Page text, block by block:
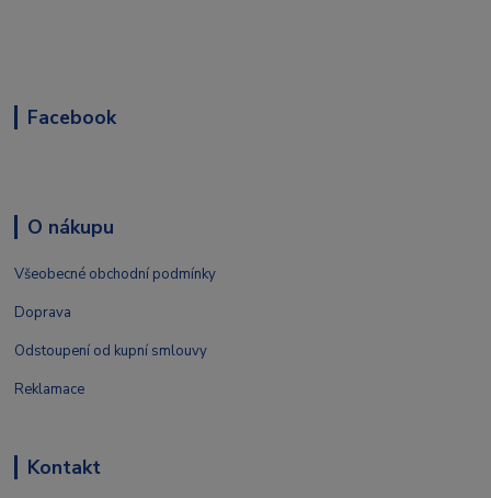
Facebook
O nákupu
Všeobecné obchodní podmínky
Doprava
Odstoupení od kupní smlouvy
Reklamace
Kontakt